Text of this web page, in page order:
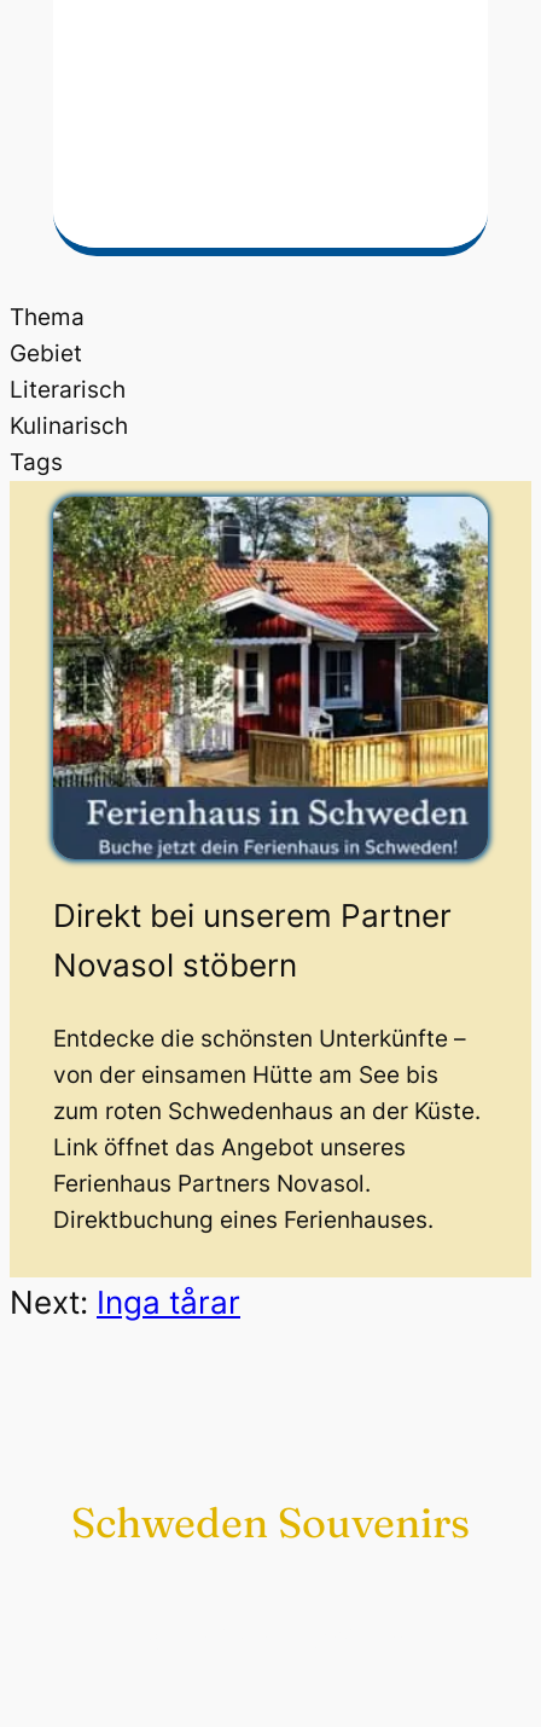
Thema
Gebiet
Literarisch
Kulinarisch
Tags
Direkt bei unserem Partner
Novasol stöbern
Entdecke die schönsten Unterkünfte –
von der einsamen Hütte am See bis
zum roten Schwedenhaus an der Küste.
Link öffnet das Angebot unseres
Ferienhaus Partners Novasol.
Direktbuchung eines Ferienhauses.
Next: Inga tårar
Schweden Souvenirs